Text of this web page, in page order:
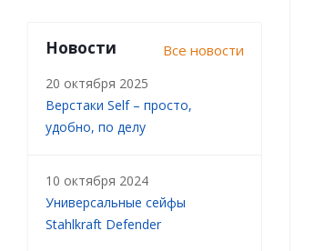
Новости Все новости
20 октября 2025
Верстаки Self – просто,
удобно, по делу
10 октября 2024
Универсальные сейфы
Stahlkraft Defender